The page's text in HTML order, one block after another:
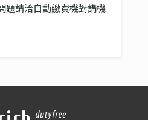
題請洽自動繳費機對講機